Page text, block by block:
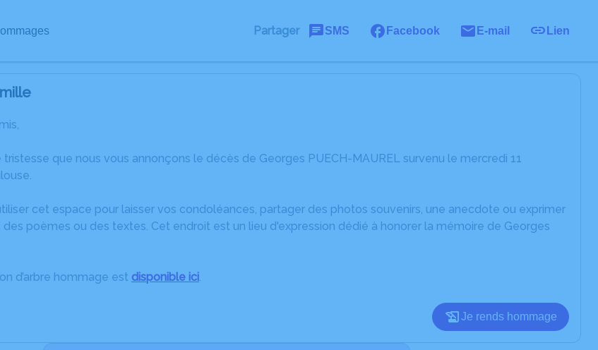
Partager SMS Facebook E-mail Lien
tristesse que nous vous annonçons le décès de Georges PUECH-MAUREL survenu le mercredi 11
cet espace pour laisser vos condoléances, partager des photos souvenirs, une anecdote ou exprimer
poèmes ou des textes. Cet endroit est un lieu d'expression dédié à honorer la mémoire de Georges
d’arbre hommage est disponible ici.
Je rends hommage